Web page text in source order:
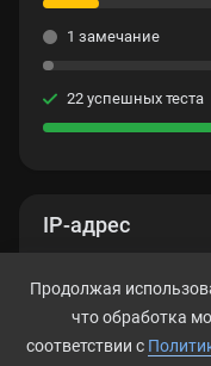
IP-адрес
1 замечание
22 успешных теста
Продолжая
что обработка
соответствии с